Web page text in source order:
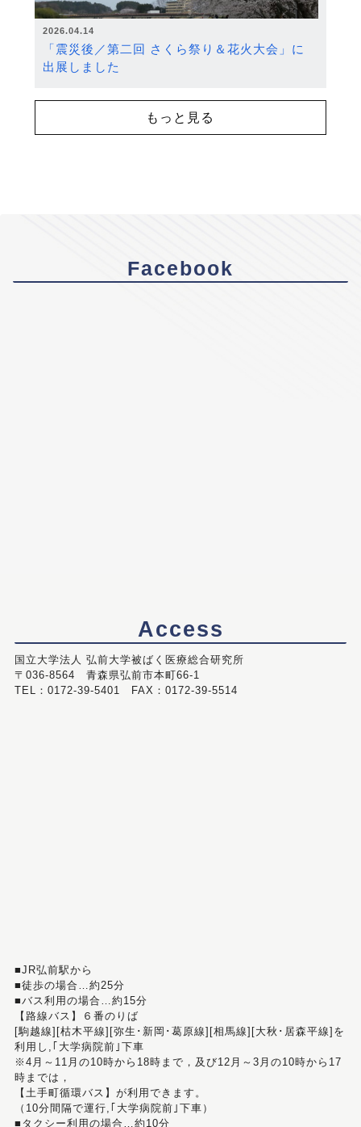
2026.04.14
「震災後／第二回 さくら祭り＆花火大会」に
出展しました
もっと見る
Facebook
Access
国立大学法人 弘前大学被ばく医療総合研究所
〒036-8564 青森県弘前市本町66-1
TEL：0172-39-5401 FAX：0172-39-5514
■JR弘前駅から
■徒歩の場合…約25分
■バス利用の場合…約15分
【路線バス】６番のりば
[駒越線][枯木平線][弥生･新岡･葛原線][相馬線][大秋･居森平線]を
利用し,｢大学病院前｣下車
※4月～11月の10時から18時まで，及び12月～3月の10時から17
時までは，
【土手町循環バス】が利用できます。
（10分間隔で運行,｢大学病院前｣下車）
■タクシー利用の場合…約10分